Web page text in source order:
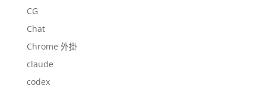
CG
Chat
Chrome 外掛
claude
codex